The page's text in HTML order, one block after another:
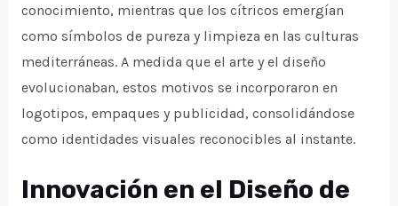
conocimiento, mientras que los cítricos emergían
como símbolos de pureza y limpieza en las culturas
mediterráneas. A medida que el arte y el diseño
evolucionaban, estos motivos se incorporaron en
logotipos, empaques y publicidad, consolidándose
como identidades visuales reconocibles al instante.
Innovación en el Diseño de